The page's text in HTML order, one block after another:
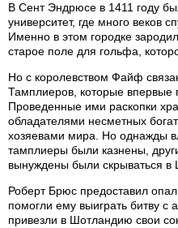
В Сент Эндрюсе в 1411 году
университет, где много веков
Именно в этом городке
старое поле для гольфа,
Но с королевством Файф
Тамплиеров, которые впервые
Проведенные ими раскопки
обладателями несметных
хозяевами мира. Но однажды
тамплиеры были казнены,
вынуждены были скрываться в
Роберт Брюс предоставил
помогли ему выиграть битву
привезли в Шотландию свои